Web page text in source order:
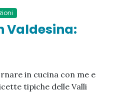
Valdesina:
in cucina con me e
tipiche delle Valli